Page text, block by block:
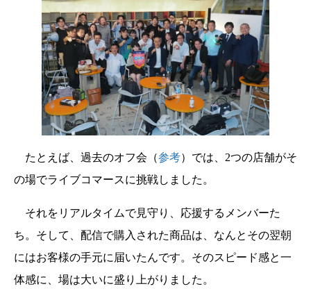
たとえば、過去のオフ会（参考）では、2つの店舗がそ
の場でライブコマースに挑戦しました。
それをリアルタイムで見守り、応援するメンバーた
ち。そして、配信で購入された商品は、なんとその翌朝
にはお客様の手元に届いたんです。そのスピード感と一
体感に、場は大いに盛り上がりました。